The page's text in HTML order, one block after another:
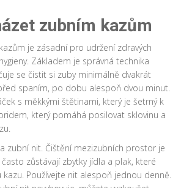
zubním kazům
je zásadní pro udržení zdravých
Základem je správná technika
se čistit si zuby minimálně dvakrát
spaním, po dobu alespoň dvou minut.
s měkkými štětinami, který je šetrný k
který pomáhá posilovat sklovinu a
zubní nit. Čištění mezizubních prostor je
zůstávají zbytky jídla a plak, které
Používejte nit alespoň jednou denně.